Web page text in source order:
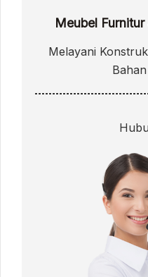
Meubel
Melayani